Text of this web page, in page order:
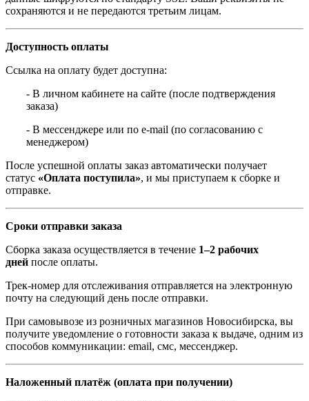
сохраняются и не передаются третьим лицам.
Доступность оплаты
Ссылка на оплату будет доступна:
- В личном кабинете на сайте (после подтверждения
заказа)
- В мессенджере или по e-mail (по согласованию с
менеджером)
После успешной оплаты заказ автоматически получает
статус «Оплата поступила», и мы приступаем к сборке и
отправке.
Сроки отправки заказа
Сборка заказа осуществляется в течение 1–2 рабочих
дней после оплаты.
Трек-номер для отслеживания отправляется на электронную
почту на следующий день после отправки.
При самовывозе из розничных магазинов Новосибирска, вы
получите уведомление о готовности заказа к выдаче, одним из
способов коммуникации: email, смс, мессенджер.
Наложенный платёж (оплата при получении)